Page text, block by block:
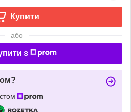
Купити
або
з